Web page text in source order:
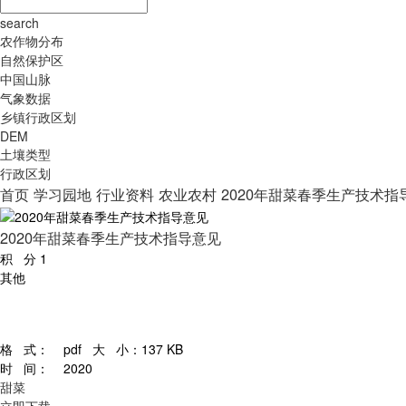
search
农作物分布
自然保护区
中国山脉
气象数据
乡镇行政区划
DEM
土壤类型
行政区划
首页 学习园地 行业资料 农业农村 2020年甜菜春季生产技术指
2020年甜菜春季生产技术指导意见
积 分 1
其他
格 式： pdf 大 小： 137 KB
时 间：
2020
甜菜